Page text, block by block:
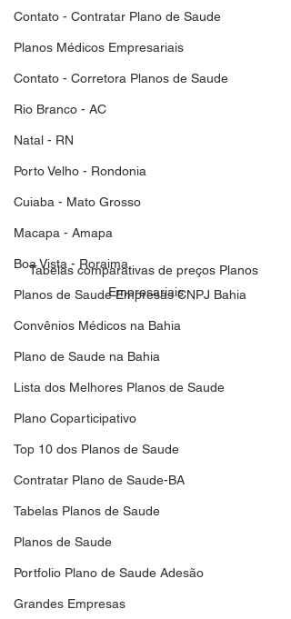
Contato - Contratar Plano de Saude
Planos Médicos Empresariais
Contato - Corretora Planos de Saude
Rio Branco - AC
Natal - RN
Porto Velho - Rondonia
Cuiaba - Mato Grosso
Macapa - Amapa
Boa Vista - Roraima
Planos de Saude Empresas CNPJ Bahia
Convênios Médicos na Bahia
Plano de Saude na Bahia
Lista dos Melhores Planos de Saude
Plano Coparticipativo
Top 10 dos Planos de Saude
Contratar Plano de Saude-BA
Tabelas Planos de Saude
Planos de Saude
Portfolio Plano de Saude Adesão
Grandes Empresas
Tabelas comparativas de preços Planos
Empresariais